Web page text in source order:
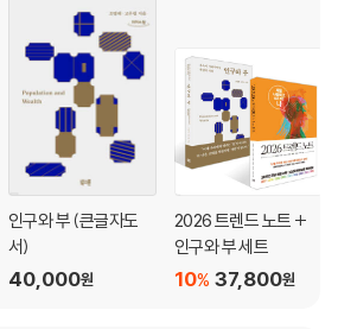
인구와 부 (큰글자도
서)
40,000원
2026 트렌드 노트 +
인구와 부 세트
37,800원
10%